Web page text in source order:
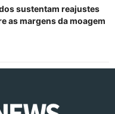
sustentam reajustes
as margens da moagem